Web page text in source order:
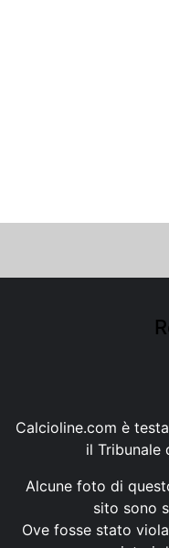
Calcioline.com è
il Tribunale
Alcune foto di
sito sono
Ove fosse stato